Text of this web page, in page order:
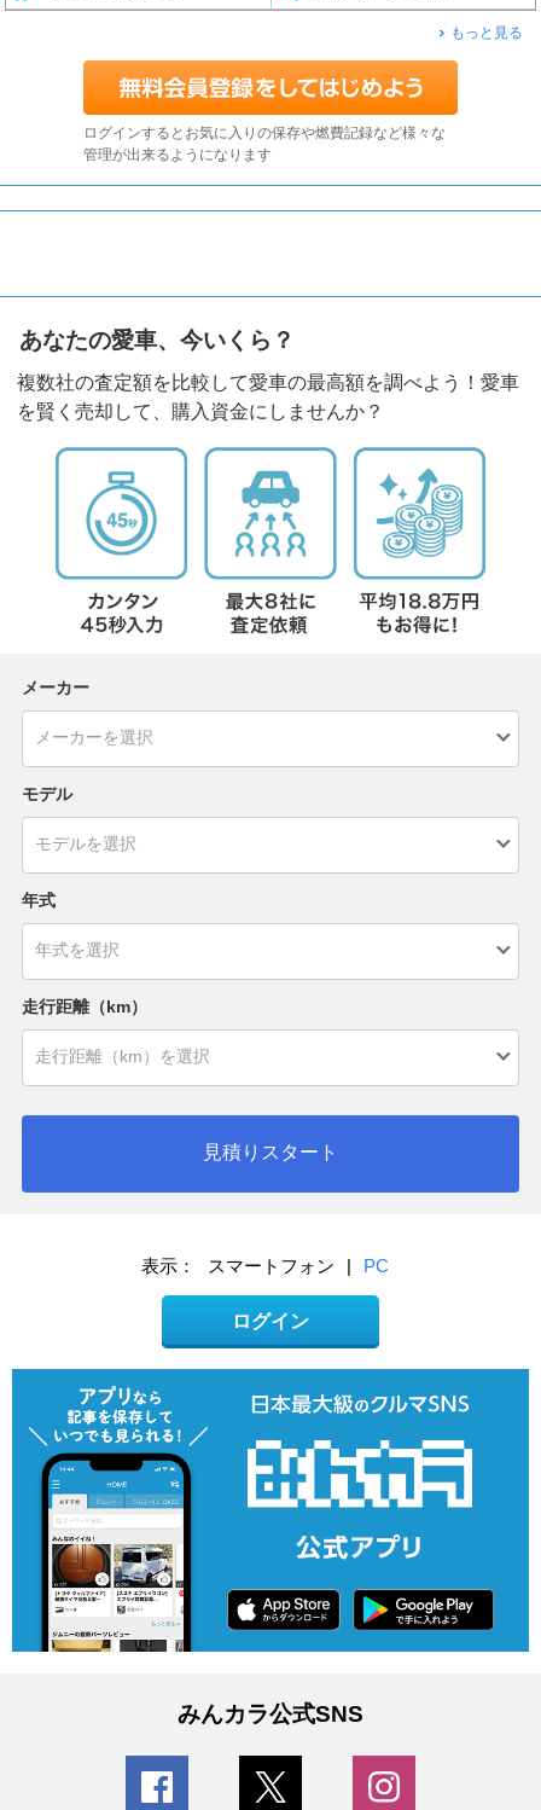
もっと見る
ログインするとお気に入りの保存や燃費記録など様々な
管理が出来るようになります
あなたの愛車、今いくら？
複数社の査定額を比較して愛車の最高額を調べよう！愛車
を賢く売却して、購入資金にしませんか？
メーカー
モデル
年式
走行距離（km）
見積りスタート
表示： スマートフォン | PC
ログイン
みんカラ公式SNS